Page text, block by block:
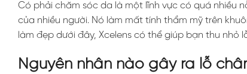
Có phải chăm sóc da là một lĩnh vực có quá nhiều
của nhiều người. Nó làm mất tính thẩm mỹ trên
làm đẹp dưới đây, Xcelens có thể giúp bạn thu nhỏ
Nguyên nhân nào gây ra lỗ